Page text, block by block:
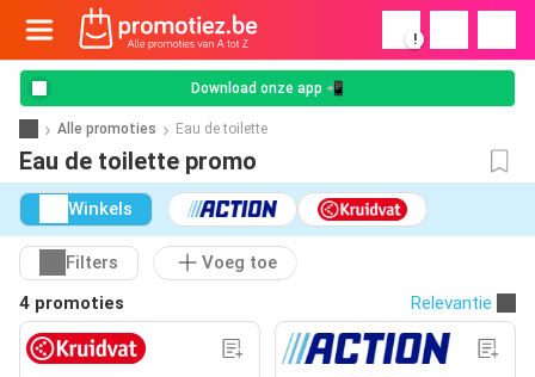
!
Download onze app 📲
Alle promoties Eau de toilette
Eau de toilette promo
Winkels
Filters
Voeg toe
4 promoties
Relevantie